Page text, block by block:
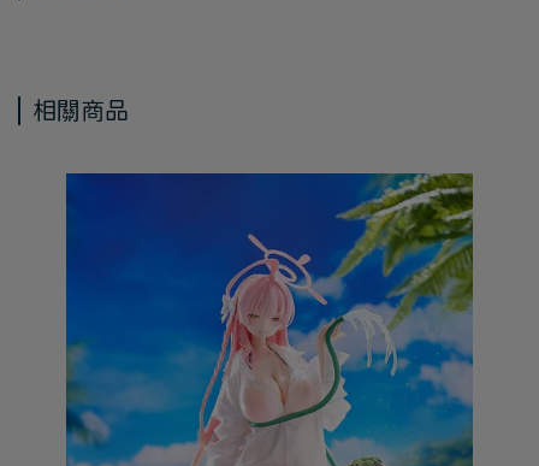
相關商品